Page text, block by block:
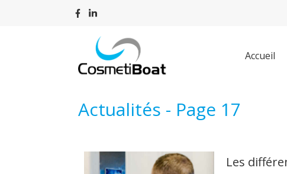
Accueil
Actualités - Page 17